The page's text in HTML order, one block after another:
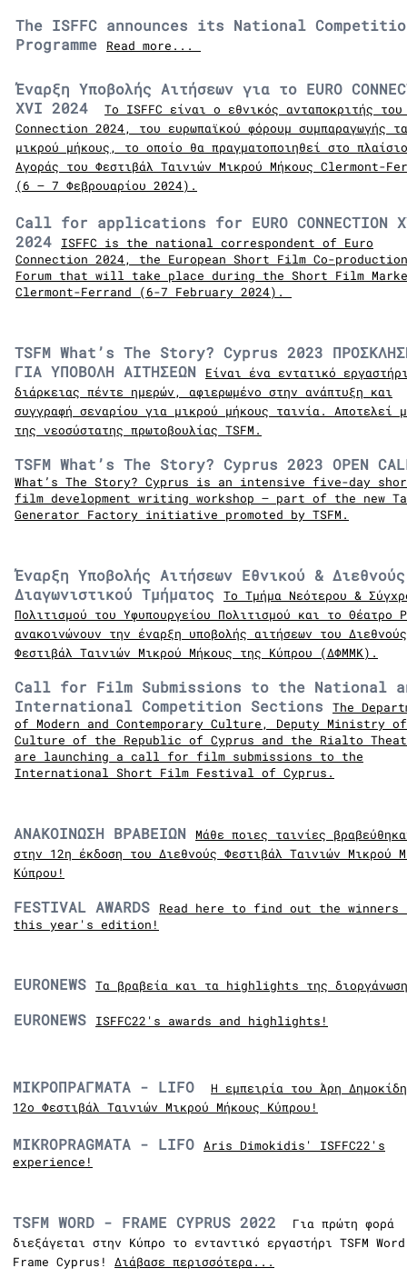
The ISFFC announces its National
Programme
Read more...
Έναρξη Υποβολής Αιτήσεων για το EURO
XVI 2024
Το ISFFC είναι ο εθνικός ανταποκριτής
Connection 2024, του ευρωπαϊκού φόρουμ συμπαραγωγής
μικρού μήκους, το οποίο θα πραγματοποιηθεί στο
Αγοράς του Φεστιβάλ Ταινιών Μικρού Μήκους Clermont-
(6 – 7 Φεβρουαρίου 2024).
Call for applications for EURO CONNECTION
2024
ISFFC is the national correspondent of Euro
Connection 2024, the European Short Film Co-production
Forum that will take place during the Short Film
Clermont-Ferrand (6-7 February 2024).
TSFM What’s The Story? Cyprus 2023
ΓΙΑ ΥΠΟΒΟΛΗ ΑΙΤΗΣΕΩΝ
Είναι ένα εντατικό
διάρκειας πέντε ημερών, αφιερωμένο στην ανάπτυξη και
συγγραφή σεναρίου για μικρού μήκους ταινία. Αποτελεί
της νεοσύστατης πρωτοβουλίας TSFM.
TSFM What’s The Story? Cyprus 2023 OPEN
What’s The Story? Cyprus is an intensive five-day
film development writing workshop – part of the new
Generator Factory initiative promoted by TSFM.
Έναρξη Υποβολής Αιτήσεων Εθνικού & Διεθνούς
Διαγωνιστικού Τμήματος Το Τμήμα Νεότερου &
Πολιτισμού του Υφυπουργείου Πολιτισμού και το Θέατρο
ανακοινώνουν την έναρξη υποβολής αιτήσεων του Διεθνούς
Φεστιβάλ Ταινιών Μικρού Μήκους της Κύπρου (ΔΦΜΜΚ).
Call for Film Submissions to the National
International Competition Sections The
of Modern and Contemporary Culture, Deputy Ministry of
Culture of the Republic of Cyprus and the Rialto
are launching a call for film submissions to the
International Short Film Festival of Cyprus.
ΑΝΑΚΟΙΝΩΣΗ ΒΡΑΒΕΙΩΝ
Μάθε ποιες ταινίες
στην 12η έκδοση του Διεθνούς Φεστιβάλ Ταινιών Μικρού
Κύπρου!
FESTIVAL ΑWARDS
Read here to find out the winners
this year's edition!
EURONEWS Τα βραβεία και τα highlights της
EURONEWS ISFFC22's awards and highlights!
ΜΙΚΡΟΠΡΑΓΜΑΤΑ - LIFO
Η εμπειρία του Άρη
12ο Φεστιβάλ Ταινιών Μικρού Μήκους Κύπρου!
MIKROPRAGMATA - LIFO Aris Dimokidis' ISFFC22's
experience!
TSFM WORD - FRAME CYPRUS 2022
Για πρώτη φορά
διεξάγεται στην Κύπρο το ενταντικό εργαστήρι TSFM
Frame Cyprus! Διάβασε περισσότερα...